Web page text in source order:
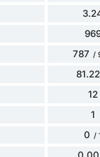
787 /
12
1
0 /